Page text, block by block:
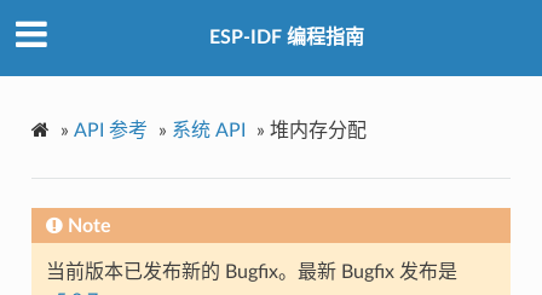
ESP-IDF 编程指南
» API 参考 » 系统 API » 堆内存分配
Note
当前版本已发布新的 Bugfix。最新 Bugfix 发布是